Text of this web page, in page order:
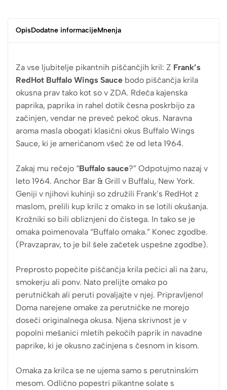
OpisDodatne informacijeMnenja
Za vse ljubitelje pikantnih piščančjih kril: Z Frank’s
RedHot Buffalo Wings Sauce bodo piščančja krila
okusna prav tako kot so v ZDA. Rdeča kajenska
paprika, paprika in rahel dotik česna poskrbijo za
začinjen, vendar ne preveč pekoč okus. Naravna
aroma masla obogati klasični okus Buffalo Wings
Sauce, ki je američanom všeč že od leta 1964.
Zakaj mu rečejo “Buffalo sauce?” Odpotujmo nazaj v
leto 1964. Anchor Bar & Grill v Buffalu, New York.
Geniji v njihovi kuhinji so združili Frank’s RedHot z
maslom, prelili kup krilc z omako in se lotili okušanja.
Krožniki so bili obliznjeni do čistega. In tako se je
omaka poimenovala “Buffalo omaka.” Konec zgodbe.
(Pravzaprav, to je bil šele začetek uspešne zgodbe).
Preprosto popečite piščančja krila pečici ali na žaru,
smokerju ali ponv. Nato prelijte omako po
perutničkah ali peruti povaljajte v njej. Pripravljeno!
Doma narejene omake za perutničke ne morejo
doseči originalnega okusa. Njena skrivnost je v
popolni mešanici mletih pekočih paprik in navadne
paprike, ki je okusno začinjena s česnom in kisom.
Omaka za krilca se ne ujema samo s perutninskim
mesom. Odlično popestri pikantne solate s